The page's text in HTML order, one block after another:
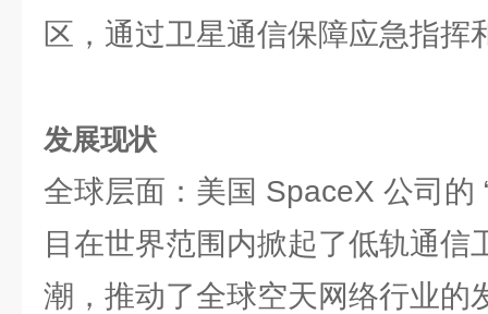
区，通过卫星通信保障应急指挥
发展现状
全球层面：美国 SpaceX 公司的
目在世界范围内掀起了低轨通信
潮，推动了全球空天网络行业的